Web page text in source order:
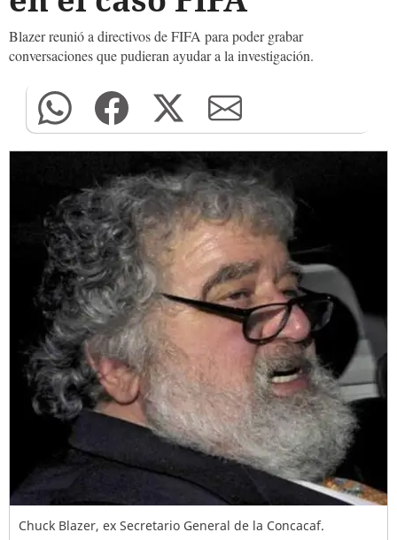
Blazer reunió a directivos de FIFA para poder grabar
conversaciones que pudieran ayudar a la investigación.
Chuck Blazer, ex Secretario General de la Concacaf.